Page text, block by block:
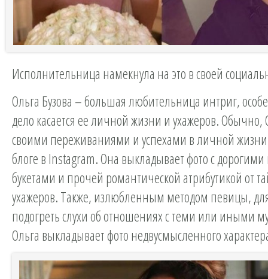
Исполнительница намекнула на это в своей
Ольга Бузова – большая любительница интриг,
дело касается ее личной жизни и ухажеров. Обычно,
своими переживаниями и успехами в личной
блоге в Instagram. Она выкладывает фото с
букетами и прочей романтической атрибутикой от
ухажеров. Также, излюбленным методом певицы,
подогреть слухи об отношениях с теми или иными
Ольга выкладывает фото недвусмысленного